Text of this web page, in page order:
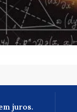
juros.